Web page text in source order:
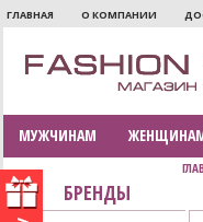
ГЛАВНАЯ О КОМПАНИИ
МУЖЧИНАМ
БРЕНДЫ